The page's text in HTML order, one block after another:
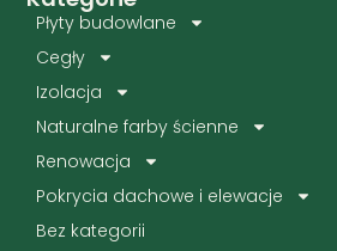
Płyty budowlane
Cegły
Izolacja
Naturalne farby ścienne
Renowacja
Pokrycia dachowe i elewacje
Bez kategorii